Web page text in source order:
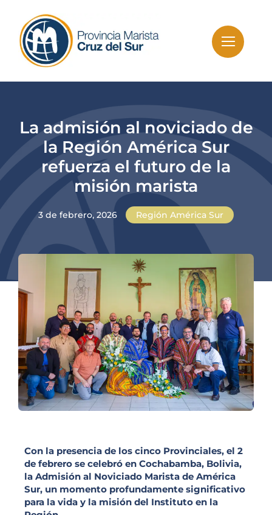
content
La admisión al noviciado de
la Región América Sur
refuerza el futuro de la
misión marista
3 de febrero, 2026 Región América Sur
Con la presencia de los cinco Provinciales, el 2
de febrero se celebró en Cochabamba, Bolivia,
la Admisión al Noviciado Marista de América
Sur, un momento profundamente significativo
para la vida y la misión del Instituto en la